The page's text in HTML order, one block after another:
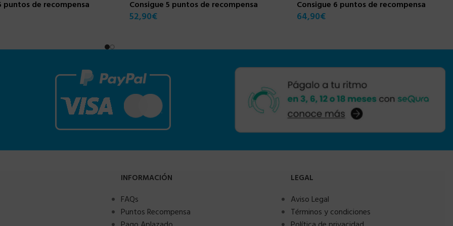
puntos de recompensa Consigue 5 puntos de recompensa
52,90€
Consigue 6 puntos de recompensa
64,90€
INFORMACIÓN
FAQs
Puntos Recompensa
LEGAL
Aviso Legal
Términos y condiciones